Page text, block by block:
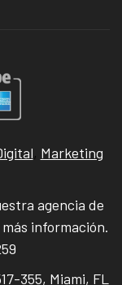
, Marketing
agencia de
información.
355, Miami, FL